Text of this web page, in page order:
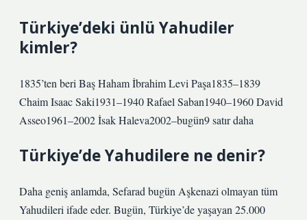
Türkiye’deki ünlü Yahudiler
kimler?
1835’ten beri Baş Haham İbrahim Levi Paşa1835–1839
Chaim Isaac Saki1931–1940 Rafael Saban1940–1960 David
Asseo1961–2002 İsak Haleva2002–bugün9 satır daha
Türkiye’de Yahudilere ne denir?
Daha geniş anlamda, Sefarad bugün Aşkenazi olmayan tüm
Yahudileri ifade eder. Bugün, Türkiye’de yaşayan 25.000